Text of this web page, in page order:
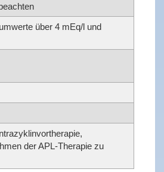
über 4 mEq/l und
der APL-Therapie zu